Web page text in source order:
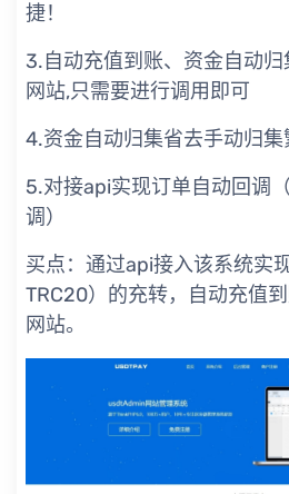
捷！
3.自动充值到账、资金自动
网站,只需要进行调用即可
4.资金自动归集省去手动归集
5.对接api实现订单自动回调
调）
买点：通过api接入该系统实
TRC20）的充转，自动充值
网站。